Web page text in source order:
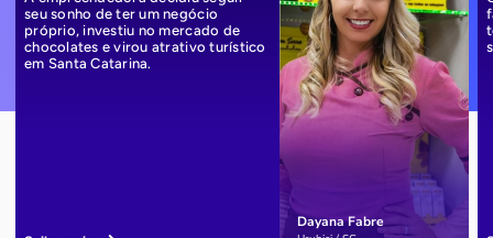
Dayana Fabre
seu sonho de ter um negócio
próprio, investiu no mercado de
chocolates e virou atrativo turístico
em Santa Catarina.